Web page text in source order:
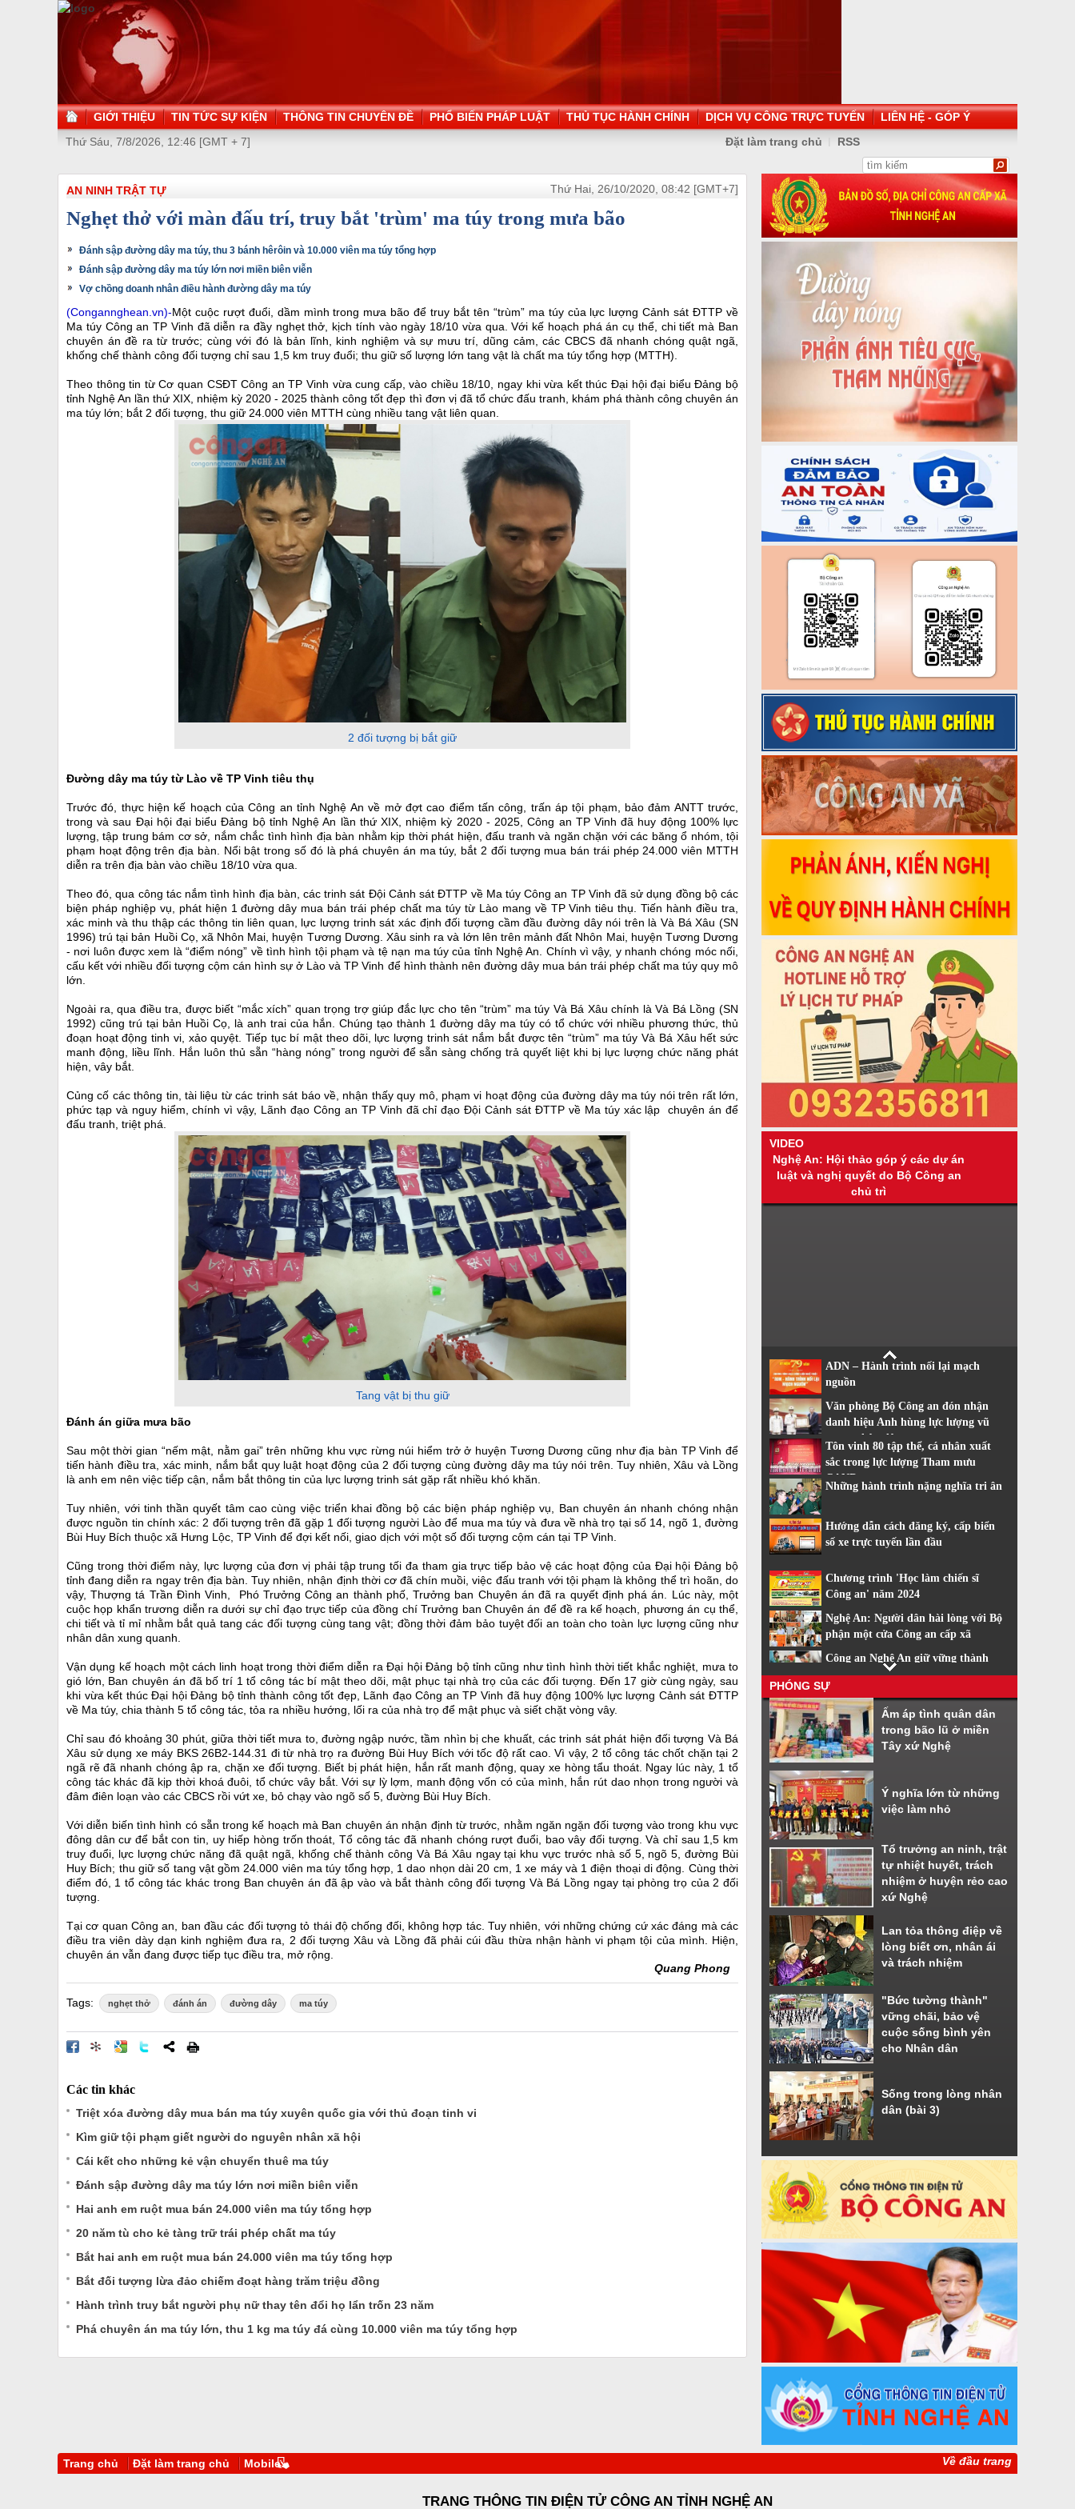
GIỚI THIỆU TIN TỨC SỰ KIỆN THÔNG TIN CHUYÊN ĐỀ PHỔ BIẾN PHÁP LUẬT THỦ TỤC HÀNH CHÍNH DỊCH VỤ CÔNG TRỰC TUYẾN
LIÊN HỆ - GÓP Ý
Thứ Sáu, 7/8/2026, 12:46 [GMT + 7]
Đặt làm trang chủ RSS
AN NINH TRẬT TỰ Thứ Hai, 26/10/2020, 08:42 [GMT+7]
Nghẹt thở với màn đấu trí, truy bắt 'trùm' ma túy trong mưa bão
Đánh sập đường dây ma túy, thu 3 bánh hêrôin và 10.000 viên ma túy tổng hợp
Đánh sập đường dây ma túy lớn nơi miền biên viễn
Vợ chồng doanh nhân điều hành đường dây ma túy
(Congannghean.vn)-Một cuộc rượt đuổi, dầm mình trong mưa bão để truy bắt tên “trùm” ma túy của lực lượng Cảnh sát ĐTTP về
Ma túy Công an TP Vinh đã diễn ra đầy nghẹt thở, kịch tính vào ngày 18/10 vừa qua. Với kế hoạch phá án cụ thể, chi tiết mà Ban
chuyên án đề ra từ trước; cùng với đó là bản lĩnh, kinh nghiệm và sự mưu trí, dũng cảm, các CBCS đã nhanh chóng quật ngã,
khống chế thành công đối tượng chỉ sau 1,5 km truy đuổi; thu giữ số lượng lớn tang vật là chất ma túy tổng hợp (MTTH).
Theo thông tin từ Cơ quan CSĐT Công an TP Vinh vừa cung cấp, vào chiều 18/10, ngay khi vừa kết thúc Đại hội đại biểu Đảng bộ
tỉnh Nghệ An lần thứ XIX, nhiệm kỳ 2020 - 2025 thành công tốt đẹp thì đơn vị đã tổ chức đấu tranh, khám phá thành công chuyên án
ma túy lớn; bắt 2 đối tượng, thu giữ 24.000 viên MTTH cùng nhiều tang vật liên quan.
2 đối tượng bị bắt giữ
Đường dây ma túy từ Lào về TP Vinh tiêu thụ
Trước đó, thực hiện kế hoạch của Công an tỉnh Nghệ An về mở đợt cao điểm tấn công, trấn áp tội phạm, bảo đảm ANTT trước,
trong và sau Đại hội đại biểu Đảng bộ tỉnh Nghệ An lần thứ XIX, nhiệm kỳ 2020 - 2025, Công an TP Vinh đã huy động 100% lực
lượng, tập trung bám cơ sở, nắm chắc tình hình địa bàn nhằm kịp thời phát hiện, đấu tranh và ngăn chặn với các băng ổ nhóm, tội
phạm hoạt động trên địa bàn. Nổi bật trong số đó là phá chuyên án ma túy, bắt 2 đối tượng mua bán trái phép 24.000 viên MTTH
diễn ra trên địa bàn vào chiều 18/10 vừa qua.
Theo đó, qua công tác nắm tình hình địa bàn, các trinh sát Đội Cảnh sát ĐTTP về Ma túy Công an TP Vinh đã sử dụng đồng bộ các
biện pháp nghiệp vụ, phát hiện 1 đường dây mua bán trái phép chất ma túy từ Lào mang về TP Vinh tiêu thụ. Tiến hành điều tra,
xác minh và thu thập các thông tin liên quan, lực lượng trinh sát xác định đối tượng cầm đầu đường dây nói trên là Và Bá Xâu (SN
1996) trú tại bản Huồi Cọ, xã Nhôn Mai, huyện Tương Dương. Xâu sinh ra và lớn lên trên mảnh đất Nhôn Mai, huyện Tương Dương
- nơi luôn được xem là “điểm nóng” về tình hình tội phạm và tệ nạn ma túy của tỉnh Nghệ An. Chính vì vậy, y nhanh chóng móc nối,
cấu kết với nhiều đối tượng cộm cán hình sự ở Lào và TP Vinh để hình thành nên đường dây mua bán trái phép chất ma túy quy mô
lớn.
Ngoài ra, qua điều tra, được biết “mắc xích” quan trọng trợ giúp đắc lực cho tên “trùm” ma túy Và Bá Xâu chính là Và Bá Lồng (SN
1992) cũng trú tại bản Huồi Cọ, là anh trai của hắn. Chúng tạo thành 1 đường dây ma túy có tổ chức với nhiều phương thức, thủ
đoạn hoạt động tinh vi, xảo quyệt. Tiếp tục bí mật theo dõi, lực lượng trinh sát nắm bắt được tên “trùm” ma túy Và Bá Xâu hết sức
manh động, liều lĩnh. Hắn luôn thủ sẵn “hàng nóng” trong người để sẵn sàng chống trả quyết liệt khi bị lực lượng chức năng phát
hiện, vây bắt.
Củng cố các thông tin, tài liệu từ các trinh sát báo về, nhận thấy quy mô, phạm vi hoạt động của đường dây ma túy nói trên rất lớn,
phức tạp và nguy hiểm, chính vì vậy, Lãnh đạo Công an TP Vinh đã chỉ đạo Đội Cảnh sát ĐTTP về Ma túy xác lập chuyên án để
đấu tranh, triệt phá.
Tang vật bị thu giữ
Đánh án giữa mưa bão
Sau một thời gian “nếm mật, nằm gai” trên những khu vực rừng núi hiểm trở ở huyện Tương Dương cũng như địa bàn TP Vinh để
tiến hành điều tra, xác minh, nắm bắt quy luật hoạt động của 2 đối tượng cùng đường dây ma túy nói trên. Tuy nhiên, Xâu và Lồng
là anh em nên việc tiếp cận, nắm bắt thông tin của lực lượng trinh sát gặp rất nhiều khó khăn.
Tuy nhiên, với tinh thần quyết tâm cao cùng việc triển khai đồng bộ các biện pháp nghiệp vụ, Ban chuyên án nhanh chóng nhận
được nguồn tin chính xác: 2 đối tượng trên đã gặp 1 đối tượng người Lào để mua ma túy và đưa về nhà trọ tại số 14, ngõ 1, đường
Bùi Huy Bích thuộc xã Hưng Lộc, TP Vinh để đợi kết nối, giao dịch với một số đối tượng cộm cán tại TP Vinh.
Cũng trong thời điểm này, lực lượng của đơn vị phải tập trung tối đa tham gia trực tiếp bảo vệ các hoạt động của Đại hội Đảng bộ
tỉnh đang diễn ra ngay trên địa bàn. Tuy nhiên, nhận định thời cơ đã chín muồi, việc đấu tranh với tội phạm là không thể trì hoãn, do
vậy, Thượng tá Trần Đình Vinh, Phó Trưởng Công an thành phố, Trưởng ban Chuyên án đã ra quyết định phá án. Lúc này, một
cuộc họp khẩn trương diễn ra dưới sự chỉ đạo trực tiếp của đồng chí Trưởng ban Chuyên án để đề ra kế hoạch, phương án cụ thể,
chi tiết và tỉ mỉ nhằm bắt quả tang các đối tượng cùng tang vật; đồng thời đảm bảo tuyệt đối an toàn cho toàn lực lượng cũng như
nhân dân xung quanh.
Vận dụng kế hoạch một cách linh hoạt trong thời điểm diễn ra Đại hội Đảng bộ tỉnh cũng như tình hình thời tiết khắc nghiệt, mưa to
gió lớn, Ban chuyên án đã bố trí 1 tổ công tác bí mật theo dõi, mật phục tại nhà trọ của các đối tượng. Đến 17 giờ cùng ngày, sau
khi vừa kết thúc Đại hội Đảng bộ tỉnh thành công tốt đẹp, Lãnh đạo Công an TP Vinh đã huy động 100% lực lượng Cảnh sát ĐTTP
về Ma túy, chia thành 5 tổ công tác, tỏa ra nhiều hướng, lối ra của nhà trọ để mật phục và siết chặt vòng vây.
Chỉ sau đó khoảng 30 phút, giữa thời tiết mưa to, đường ngập nước, tầm nhìn bị che khuất, các trinh sát phát hiện đối tượng Và Bá
Xâu sử dụng xe máy BKS 26B2-144.31 đi từ nhà trọ ra đường Bùi Huy Bích với tốc độ rất cao. Vì vậy, 2 tổ công tác chốt chặn tại 2
ngã rẽ đã nhanh chóng ập ra, chặn xe đối tượng. Biết bị phát hiện, hắn rất manh động, quay xe hòng tẩu thoát. Ngay lúc này, 1 tổ
công tác khác đã kịp thời khoá đuôi, tổ chức vây bắt. Với sự lỳ lợm, manh động vốn có của mình, hắn rút dao nhọn trong người và
đâm điên loạn vào các CBCS rồi vứt xe, bỏ chạy vào ngõ số 5, đường Bùi Huy Bích.
Với diễn biến tình hình có sẵn trong kế hoạch mà Ban chuyên án nhận định từ trước, nhằm ngăn ngặn đối tượng vào trong khu vực
đông dân cư để bắt con tin, uy hiếp hòng trốn thoát, Tổ công tác đã nhanh chóng rượt đuổi, bao vây đối tượng. Và chỉ sau 1,5 km
truy đuổi, lực lượng chức năng đã quật ngã, khống chế thành công Và Bá Xâu ngay tại khu vực trước nhà số 5, ngõ 5, đường Bùi
Huy Bích; thu giữ số tang vật gồm 24.000 viên ma túy tổng hợp, 1 dao nhọn dài 20 cm, 1 xe máy và 1 điện thoại di động. Cùng thời
điểm đó, 1 tổ công tác khác trong Ban chuyên án đã ập vào và bắt thành công đối tượng Và Bá Lồng ngay tại phòng trọ của 2 đối
tượng.
Tại cơ quan Công an, ban đầu các đối tượng tỏ thái độ chống đối, không hợp tác. Tuy nhiên, với những chứng cứ xác đáng mà các
điều tra viên dày dạn kinh nghiệm đưa ra, 2 đối tượng Xâu và Lồng đã phải cúi đầu thừa nhận hành vi phạm tội của mình. Hiện,
chuyên án vẫn đang được tiếp tục điều tra, mở rộng.
Quang Phong
Tags: nghẹt thở đánh án đường dây ma túy
Các tin khác
Triệt xóa đường dây mua bán ma túy xuyên quốc gia với thủ đoạn tinh vi
Kìm giữ tội phạm giết người do nguyên nhân xã hội
Cái kết cho những kẻ vận chuyển thuê ma túy
Đánh sập đường dây ma túy lớn nơi miền biên viễn
Hai anh em ruột mua bán 24.000 viên ma túy tổng hợp
20 năm tù cho kẻ tàng trữ trái phép chất ma túy
Bắt hai anh em ruột mua bán 24.000 viên ma túy tổng hợp
Bắt đối tượng lừa đảo chiếm đoạt hàng trăm triệu đồng
Hành trình truy bắt người phụ nữ thay tên đổi họ lẩn trốn 23 năm
Phá chuyên án ma túy lớn, thu 1 kg ma túy đá cùng 10.000 viên ma túy tổng hợp
VIDEO
Nghệ An: Hội thảo góp ý các dự án
luật và nghị quyết do Bộ Công an
chủ trì
ADN – Hành trình nối lại mạch
nguồn
Văn phòng Bộ Công an đón nhận
danh hiệu Anh hùng lực lượng vũ
trang nhân dân
Tôn vinh 80 tập thể, cá nhân xuất
sắc trong lực lượng Tham mưu
CAND
Những hành trình nặng nghĩa tri ân
Hướng dẫn cách đăng ký, cấp biển
số xe trực tuyến lần đầu
Chương trình 'Học làm chiến sĩ
Công an' năm 2024
Nghệ An: Người dân hài lòng với Bộ
phận một cửa Công an cấp xã
Công an Nghệ An giữ vững thành
tích dẫn đầu về cải cách hành chính
Nhiều tiện ích khi sử dụng phần
mềm VNeiD
Cách đăng ký tài khoản định danh
điện tử
PHÓNG SỰ
Ấm áp tình quân dân
trong bão lũ ở miền
Tây xứ Nghệ
Ý nghĩa lớn từ những
việc làm nhỏ
Tổ trưởng an ninh, trật
tự nhiệt huyết, trách
nhiệm ở huyện rẻo cao
xứ Nghệ
Lan tỏa thông điệp về
lòng biết ơn, nhân ái
và trách nhiệm
"Bức tường thành"
vững chãi, bảo vệ
cuộc sống bình yên
cho Nhân dân
Sống trong lòng nhân
dân (bài 3)
Trang chủ Đặt làm trang chủ Mobile Về đầu trang
TRANG THÔNG TIN ĐIỆN TỬ CÔNG AN TỈNH NGHỆ AN